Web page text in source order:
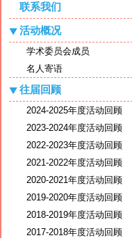
联系我们
活动概况
学术委员会成员
名人寄语
往届回顾
2024-2025年度活动回顾
2023-2024年度活动回顾
2022-2023年度活动回顾
2021-2022年度活动回顾
2020-2021年度活动回顾
2019-2020年度活动回顾
2018-2019年度活动回顾
2017-2018年度活动回顾